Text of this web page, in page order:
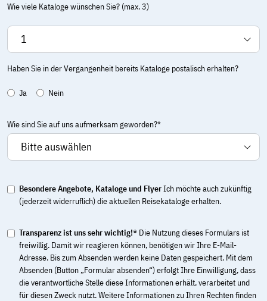
Wie viele Kataloge wünschen Sie? (max. 3)
Haben Sie in der Vergangenheit bereits Kataloge postalisch erhalten?
Ja Nein
Wie sind Sie auf uns aufmerksam geworden?*
Besondere Angebote, Kataloge und FlyerIch möchte auch zukünftig
(jederzeit widerruflich) die aktuellen Reisekataloge erhalten.
Transparenz ist uns sehr wichtig!* Die Nutzung dieses Formulars ist
freiwillig. Damit wir reagieren können, benötigen wir Ihre E-Mail-
Adresse. Bis zum Absenden werden keine Daten gespeichert. Mit dem
Absenden (Button „Formular absenden“) erfolgt Ihre Einwilligung, dass
die verantwortliche Stelle diese Informationen erhält, verarbeitet und
für diesen Zweck nutzt. Weitere Informationen zu Ihren Rechten finden